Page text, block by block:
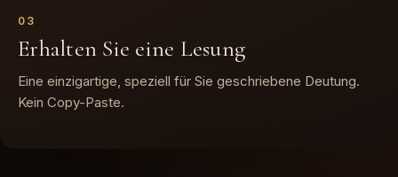
0 3
Erhalten Sie eine Lesung
Eine einzigartige, speziell für Sie geschriebene Deutung.
Kein Copy-Paste.